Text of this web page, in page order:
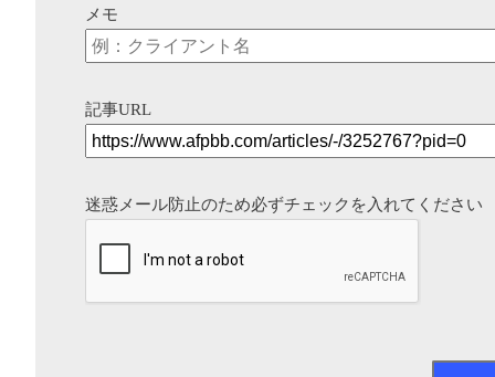
メモ
記事URL
迷惑メール防止のため必ずチェックを入れてください